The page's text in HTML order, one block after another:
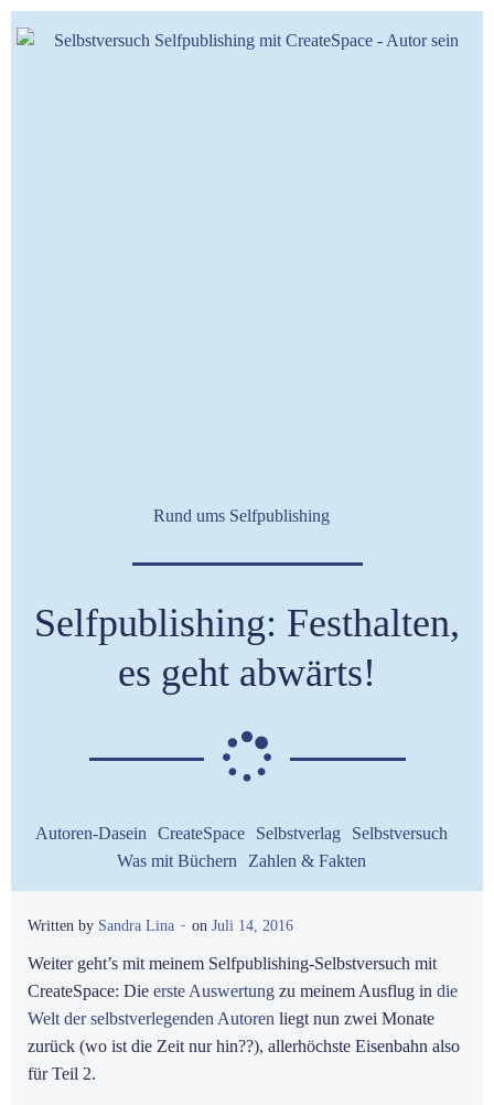
Rund ums Selfpublishing
Selfpublishing: Festhalten,
es geht abwärts!
Autoren-Dasein CreateSpace Selbstverlag
Selbstversuch
Was mit Büchern
Zahlen & Fakten
Written by Sandra Lina - on Juli 14, 2016
Weiter geht’s mit meinem Selfpublishing-Selbstversuch mit
CreateSpace: Die erste Auswertung zu meinem Ausflug in die
Welt der selbstverlegenden Autoren liegt nun zwei Monate
zurück (wo ist die Zeit nur hin??), allerhöchste Eisenbahn also
für Teil 2.